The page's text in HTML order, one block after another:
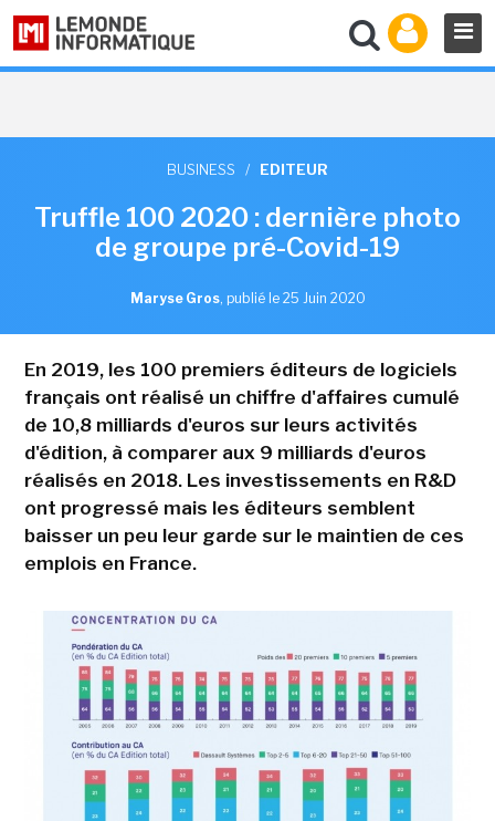
BUSINESS / EDITEUR
Truffle 100 2020 : dernière photo
de groupe pré-Covid-19
Maryse Gros, publié le 25 Juin 2020
En 2019, les 100 premiers éditeurs de logiciels
français ont réalisé un chiffre d'affaires cumulé
de 10,8 milliards d'euros sur leurs activités
d'édition, à comparer aux 9 milliards d'euros
réalisés en 2018. Les investissements en R&D
ont progressé mais les éditeurs semblent
baisser un peu leur garde sur le maintien de ces
emplois en France.